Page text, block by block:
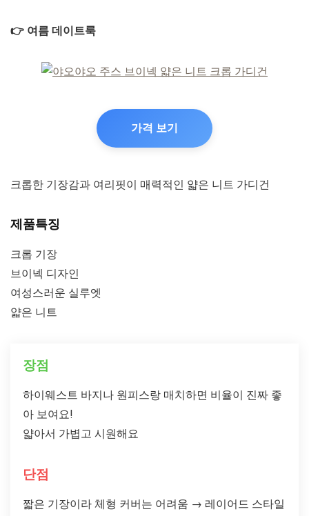
👉 여름 데이트룩
가격 보기
크롭한 기장감과 여리핏이 매력적인 얇은 니트 가디건
제품특징
크롭 기장
브이넥 디자인
여성스러운 실루엣
얇은 니트
장점
하이웨스트 바지나 원피스랑 매치하면 비율이 진짜 좋
아 보여요!
얇아서 가볍고 시원해요
단점
짧은 기장이라 체형 커버는 어려움 → 레이어드 스타일